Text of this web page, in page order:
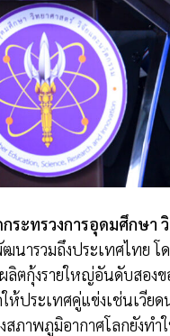
ะทรวงการอุดมศึกษา
ารวมถึงประเทศไทย
ตกุ้งรายใหญ่อันดับสองข
ห้ประเทศคู่แข่งเช่นเวีย
ภาพภูมิอากาศโลกยังทำ